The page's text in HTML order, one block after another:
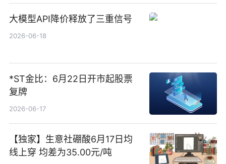
大模型API降价释放了三重信号
2026-06-18
*ST金比：6月22日开市起股票
复牌
2026-06-17
【独家】生意社硼酸6月17日均
线上穿 均差为35.00元/吨